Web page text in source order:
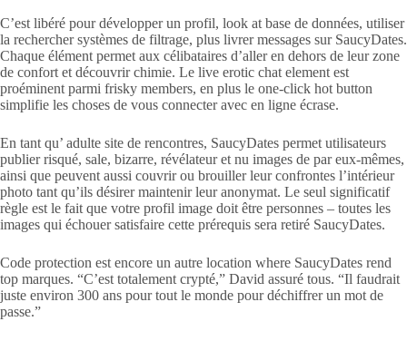
C’est libéré pour développer un profil, look at base de données, utiliser
la rechercher systèmes de filtrage, plus livrer messages sur SaucyDates.
Chaque élément permet aux célibataires d’aller en dehors de leur zone
de confort et découvrir chimie. Le live erotic chat element est
proéminent parmi frisky members, en plus le one-click hot button
simplifie les choses de vous connecter avec en ligne écrase.
En tant qu’ adulte site de rencontres, SaucyDates permet utilisateurs
publier risqué, sale, bizarre, révélateur et nu images de par eux-mêmes,
ainsi que peuvent aussi couvrir ou brouiller leur confrontes l’intérieur
photo tant qu’ils désirer maintenir leur anonymat. Le seul significatif
règle est le fait que votre profil image doit être personnes – toutes les
images qui échouer satisfaire cette prérequis sera retiré SaucyDates.
Code protection est encore un autre location where SaucyDates rend
top marques. “C’est totalement crypté,” David assuré tous. “Il faudrait
juste environ 300 ans pour tout le monde pour déchiffrer un mot de
passe.”